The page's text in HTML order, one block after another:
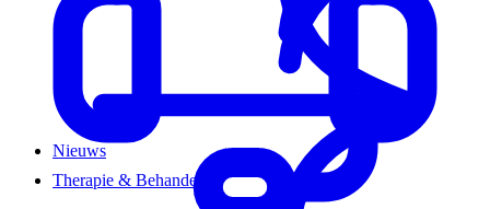
Therapie & Behandeling
Nieuws